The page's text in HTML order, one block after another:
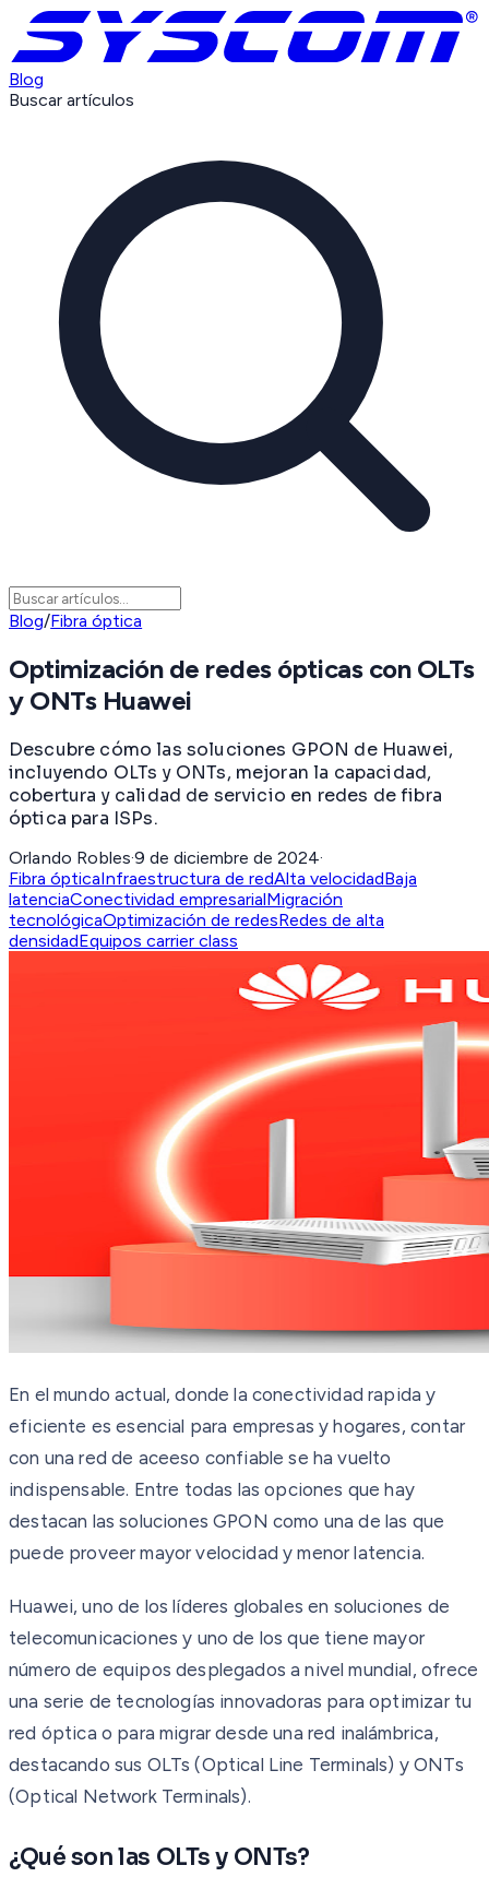
Blog
Buscar artículos
Blog/Fibra óptica
Optimización de redes ópticas con OLTs
y ONTs Huawei
Descubre cómo las soluciones GPON de Huawei,
incluyendo OLTs y ONTs, mejoran la capacidad,
cobertura y calidad de servicio en redes de fibra
óptica para ISPs.
Orlando Robles·9 de diciembre de 2024·
Fibra ópticaInfraestructura de redAlta velocidadBaja
latenciaConectividad empresarialMigración
tecnológicaOptimización de redesRedes de alta
densidadEquipos carrier class
En el mundo actual, donde la conectividad rapida y
eficiente es esencial para empresas y hogares, contar
con una red de aceeso confiable se ha vuelto
indispensable. Entre todas las opciones que hay
destacan las soluciones GPON como una de las que
puede proveer mayor velocidad y menor latencia.
Huawei, uno de los líderes globales en soluciones de
telecomunicaciones y uno de los que tiene mayor
número de equipos desplegados a nivel mundial, ofrece
una serie de tecnologías innovadoras para optimizar tu
red óptica o para migrar desde una red inalámbrica,
destacando sus OLTs (Optical Line Terminals) y ONTs
(Optical Network Terminals).
¿Qué son las OLTs y ONTs?